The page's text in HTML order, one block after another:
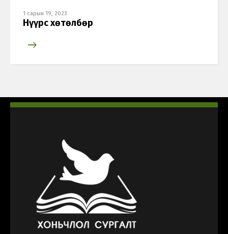
1 сарын 19, 2023
Нүүрс хөтөлбөр
Хэл солих
Монгол